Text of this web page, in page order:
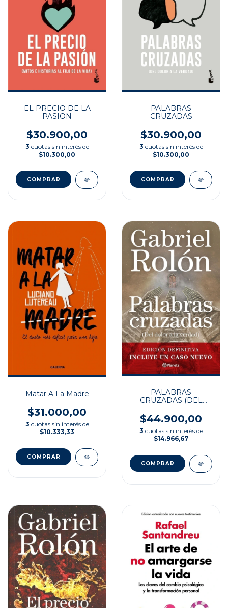
EL PRECIO DE LA
PASION
$30.900,00
3 cuotas sin interés de
$10.300,00
PALABRAS
CRUZADAS
$30.900,00
3 cuotas sin interés de
$10.300,00
Matar A La Madre
$31.000,00
3 cuotas sin interés de
$10.333,33
PALABRAS
CRUZADAS (DEL
VERDAD)
$44.900,00
3 cuotas sin interés de
$14.966,67